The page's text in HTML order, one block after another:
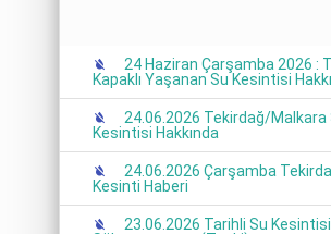
24 Haziran Çarşamba 2026 :
Kapaklı Yaşanan Su Kesintisi
24.06.2026 Tekirdağ/Malkara
Kesintisi Hakkında
24.06.2026 Çarşamba
Kesinti Haberi
23.06.2026 Tarihli Su Kesintisi